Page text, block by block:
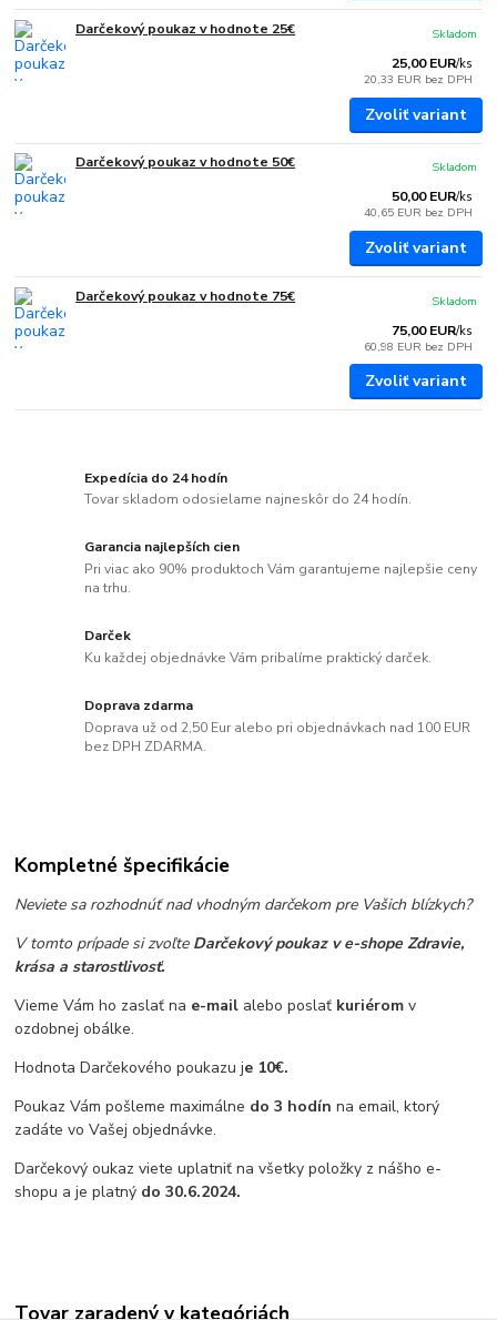
Darčekový poukaz v hodnote 25€
25,00 EUR/ks
20,33 EUR bez DPH
Skladom
Zvoliť variant
Darčekový poukaz v hodnote 50€
50,00 EUR/ks
40,65 EUR bez DPH
Skladom
Zvoliť variant
Darčekový poukaz v hodnote 75€
75,00 EUR/ks
60,98 EUR bez DPH
Skladom
Zvoliť variant
Expedícia do 24 hodín
Tovar skladom odosielame najneskôr do 24 hodín.
Garancia najlepších cien
Pri viac ako 90% produktoch Vám garantujeme najlepšie ceny
na trhu.
Darček
Ku každej objednávke Vám pribalíme praktický darček.
Doprava zdarma
Doprava už od 2,50 Eur alebo pri objednávkach nad 100 EUR
bez DPH ZDARMA.
Kompletné špecifikácie
Neviete sa rozhodnúť nad vhodným darčekom pre Vašich blízkych?
V tomto prípade si zvoľteDarčekový poukaz v e-shope Zdravie,
krása a starostlivosť.
Vieme Vám ho zaslať na e-mail alebo poslať kuriérom v
ozdobnej obálke.
Hodnota Darčekového poukazu je 10€.
Poukaz Vám pošleme maximálne do 3 hodín na email, ktorý
zadáte vo Vašej objednávke.
Darčekový oukaz viete uplatniť na všetky položky z nášho e-
shopu a je platný do 30.6.2024.
Tovar zaradený v kategóriách